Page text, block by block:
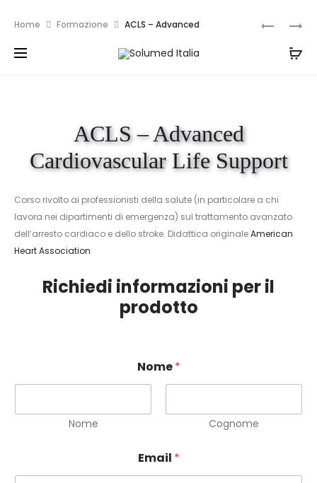
VERIFICA
AED
Home Formazione
ACLS – Advanced
Cardiovascular Life Support
ACLS – Advanced
Cardiovascular Life Support
Corso rivolto ai professionisti della salute (in particolare a chi
lavora nei dipartimenti di emergenza) sul trattamento avanzato
dell’arresto cardiaco e dello stroke. Didattica originaleAmerican
Heart Association.
Richiedi informazioni per il
prodotto
Nome*
Nome Cognome
m
a
Email *